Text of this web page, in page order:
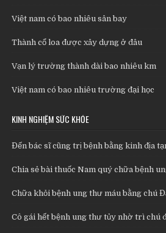
Việt nam có bao nhiêu sân bay
Thành cổ loa được xây dựng ở đâu
Vạn lý trường thành dài bao nhiêu km
Việt nam có bao nhiêu trường đại học
KINH NGHIỆM SỨC KHỎE
Đến bác sĩ cũng trị bệnh bằng kinh địa
Chia sẻ bài thuốc Nam quý chữa bệnh
Chữa khỏi bệnh ung thư máu bằng chú
Cô gái hết bệnh ung thư tủy nhờ trì chú